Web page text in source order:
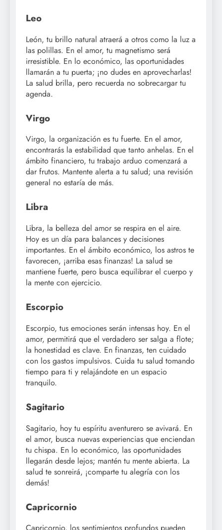
Leo
León, tu brillo natural atraerá a otros como la luz a
las polillas. En el amor, tu magnetismo será
irresistible. En lo económico, las oportunidades
llamarán a tu puerta; ¡no dudes en aprovecharlas!
La salud brilla, pero recuerda no sobrecargar tu
agenda.
Virgo
Virgo, la organización es tu fuerte. En el amor,
encontrarás la estabilidad que tanto anhelas. En el
ámbito financiero, tu trabajo arduo comenzará a
dar frutos. Mantente alerta a tu salud; una revisión
general no estaría de más.
Libra
Libra, la belleza del amor se respira en el aire.
Hoy es un día para balances y decisiones
importantes. En el ámbito económico, los astros te
favorecen, ¡arriba esas finanzas! La salud se
mantiene fuerte, pero busca equilibrar el cuerpo y
la mente con ejercicio.
Escorpio
Escorpio, tus emociones serán intensas hoy. En el
amor, permitirá que el verdadero ser salga a flote;
la honestidad es clave. En finanzas, ten cuidado
con los gastos impulsivos. Cuida tu salud tomando
tiempo para ti y relajándote en un espacio
tranquilo.
Sagitario
Sagitario, hoy tu espíritu aventurero se avivará. En
el amor, busca nuevas experiencias que enciendan
tu chispa. En lo económico, las oportunidades
llegarán desde lejos; mantén tu mente abierta. La
salud te sonreirá, ¡comparte tu alegría con los
demás!
Capricornio